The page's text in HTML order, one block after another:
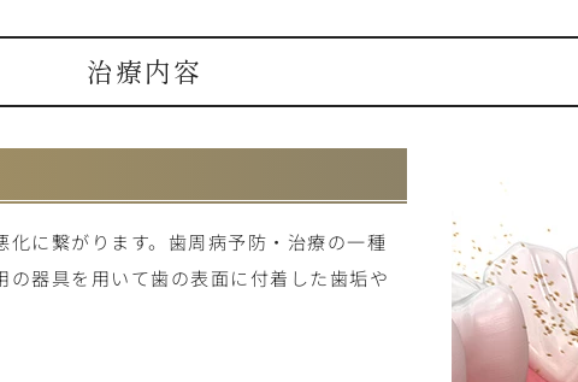
治療内容
に繋がります。歯周病予防・治療の一種
器具を用いて歯の表面に付着した歯垢や